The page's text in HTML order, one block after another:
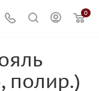
0
полир.)